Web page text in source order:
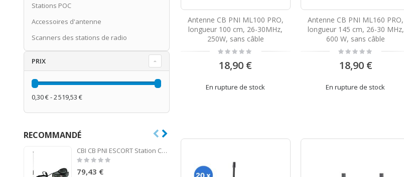
Antenne CB PNI ML100 PRO,
longueur 100 cm, 26-30MHz,
250W, sans câble
Rating:
0%
18,90 €
En rupture de stock
Antenne CB PNI ML160 PRO,
longueur 145 cm, 26-30 MHz,
600 W, sans câble
Rating:
0%
18,90 €
En rupture de stock
Stations POC
Accessoires d'antenne
Scanners des stations de radio
PRIX
0,30 € - 2 519,53 €
RECOMMANDÉ
CBI CB PNI ESCORT Station CB 8024 ASQ + CB PNI S75 antenne avec aimant
Rating:
0%
79,43 € 85,39 €